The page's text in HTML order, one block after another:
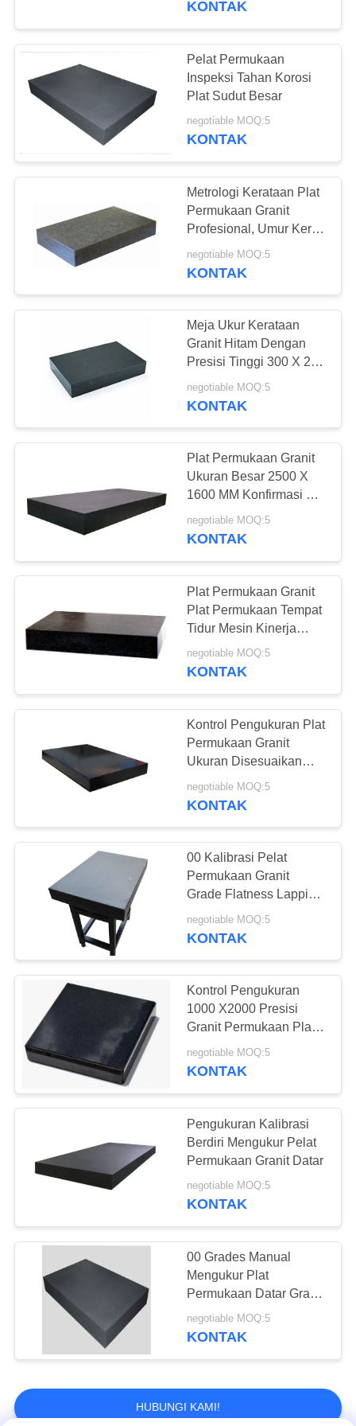
KONTAK
Pelat Permukaan
Inspeksi Tahan Korosi
Plat Sudut Besar
negotiable MOQ:5
KONTAK
Metrologi Kerataan Plat
Permukaan Granit
Profesional, Umur Kerja
Panjang
negotiable MOQ:5
KONTAK
Meja Ukur Kerataan
Granit Hitam Dengan
Presisi Tinggi 300 X 200
negotiable MOQ:5
KONTAK
Plat Permukaan Granit
Ukuran Besar 2500 X
1600 MM Konfirmasi Ke
DIN 876 B Grade
negotiable MOQ:5
KONTAK
Plat Permukaan Granit
Plat Permukaan Tempat
Tidur Mesin Kinerja
Tinggi
negotiable MOQ:5
KONTAK
Kontrol Pengukuran Plat
Permukaan Granit
Ukuran Disesuaikan
Grade 00
negotiable MOQ:5
KONTAK
00 Kalibrasi Pelat
Permukaan Granit
Grade Flatness Lapping
Stone Flat
negotiable MOQ:5
KONTAK
Kontrol Pengukuran
1000 X2000 Presisi
Granit Permukaan Plat
Datar
negotiable MOQ:5
KONTAK
Pengukuran Kalibrasi
Berdiri Mengukur Pelat
Permukaan Granit Datar
negotiable MOQ:5
KONTAK
00 Grades Manual
Mengukur Plat
Permukaan Datar Granit
Dengan Bingkai
negotiable MOQ:5
KONTAK
HUBUNGI KAMI!